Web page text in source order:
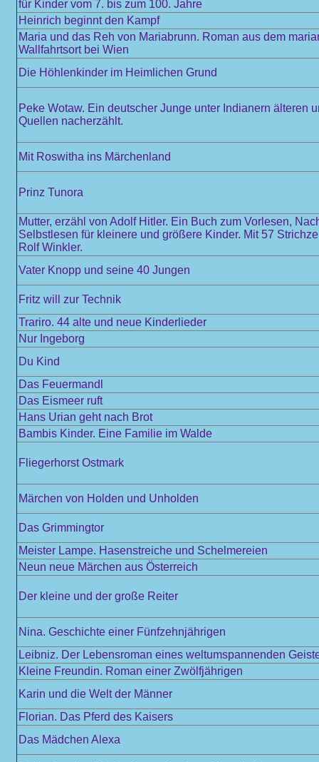
für Kinder vom 7. bis zum 100. Jahre
Heinrich beginnt den Kampf
Maria und das Reh von Mariabrunn. Roman aus dem
Wallfahrtsort bei Wien
Die Höhlenkinder im Heimlichen Grund
Peke Wotaw. Ein deutscher Junge unter Indianern älteren
Quellen nacherzählt.
Mit Roswitha ins Märchenland
Prinz Tunora
Mutter, erzähl von Adolf Hitler. Ein Buch zum Vorlesen,
Selbstlesen für kleinere und größere Kinder. Mit 57
Rolf Winkler.
Vater Knopp und seine 40 Jungen
Fritz will zur Technik
Trariro. 44 alte und neue Kinderlieder
Nur Ingeborg
Du Kind
Das Feuermandl
Das Eismeer ruft
Hans Urian geht nach Brot
Bambis Kinder. Eine Familie im Walde
Fliegerhorst Ostmark
Märchen von Holden und Unholden
Das Grimmingtor
Meister Lampe. Hasenstreiche und Schelmereien
Neun neue Märchen aus Österreich
Der kleine und der große Reiter
Nina. Geschichte einer Fünfzehnjährigen
Leibniz. Der Lebensroman eines weltumspannenden
Kleine Freundin. Roman einer Zwölfjährigen
Karin und die Welt der Männer
Florian. Das Pferd des Kaisers
Das Mädchen Alexa